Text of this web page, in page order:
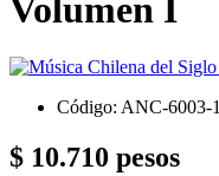
Volumen I
Código: ANC-6003-1
$ 10.710 pesos